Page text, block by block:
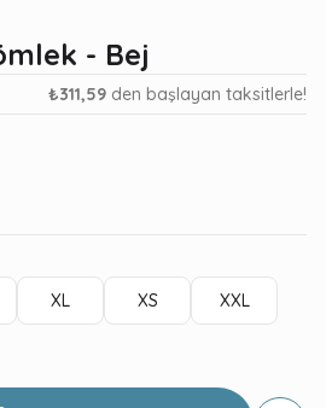
- Bej
₺311,59 den başlayan taksitlerle!
XL XS XXL